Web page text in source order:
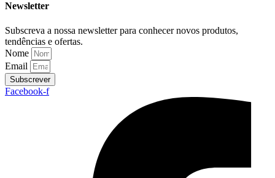
Newsletter
Subscreva a nossa newsletter para conhecer novos produtos,
tendências e ofertas.
Nome
Email
Subscrever
Facebook-f